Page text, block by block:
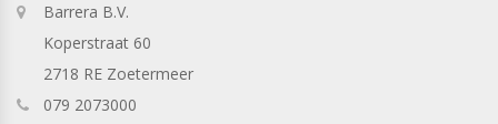
Barrera B.V.
Koperstraat 60
2718 RE Zoetermeer
079 2073000